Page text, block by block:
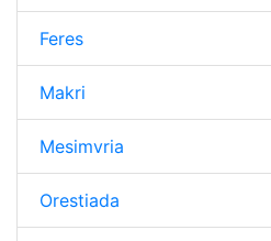
Feres
Makri
Mesimvria
Orestiada